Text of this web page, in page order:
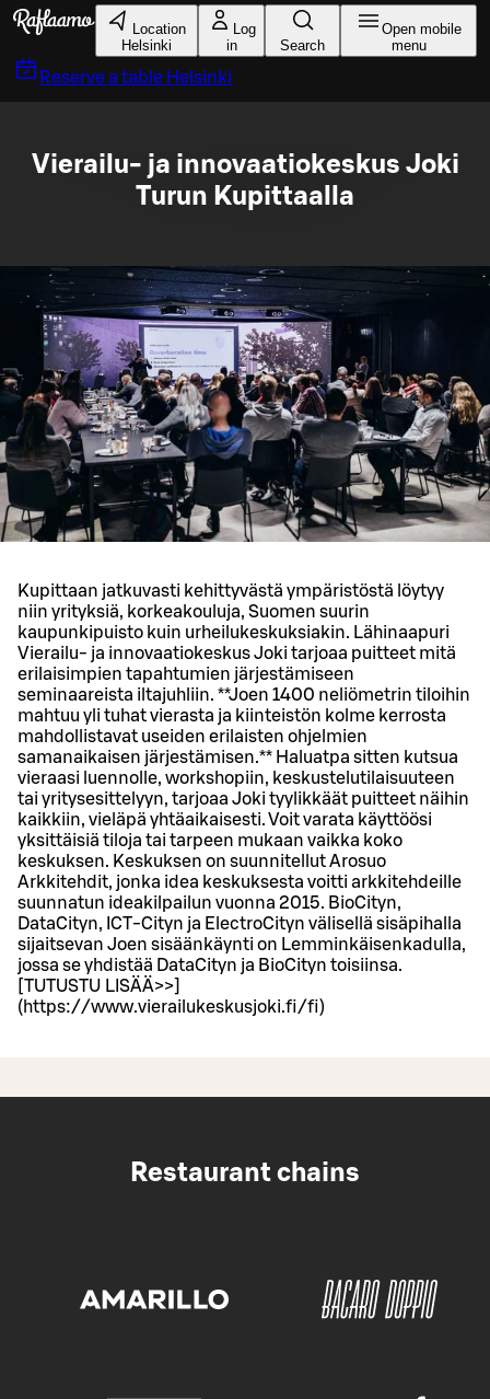
Skip to main content
Location
Helsinki
Log
in
Search
Open mobile
menu
Reserve a table Helsinki
Vierailu- ja innovaatiokeskus Joki
Turun Kupittaalla
Kupittaan jatkuvasti kehittyvästä ympäristöstä löytyy
niin yrityksiä, korkeakouluja, Suomen suurin
kaupunkipuisto kuin urheilukeskuksiakin. Lähinaapuri
Vierailu- ja innovaatiokeskus Joki tarjoaa puitteet mitä
erilaisimpien tapahtumien järjestämiseen
seminaareista iltajuhliin. **Joen 1400 neliömetrin tiloihin
mahtuu yli tuhat vierasta ja kiinteistön kolme kerrosta
mahdollistavat useiden erilaisten ohjelmien
samanaikaisen järjestämisen.** Haluatpa sitten kutsua
vieraasi luennolle, workshopiin, keskustelutilaisuuteen
tai yritysesittelyyn, tarjoaa Joki tyylikkäät puitteet näihin
kaikkiin, vieläpä yhtäaikaisesti. Voit varata käyttöösi
yksittäisiä tiloja tai tarpeen mukaan vaikka koko
keskuksen. Keskuksen on suunnitellut Arosuo
Arkkitehdit, jonka idea keskuksesta voitti arkkitehdeille
suunnatun ideakilpailun vuonna 2015. BioCityn,
DataCityn, ICT-Cityn ja ElectroCityn välisellä sisäpihalla
sijaitsevan Joen sisäänkäynti on Lemminkäisenkadulla,
jossa se yhdistää DataCityn ja BioCityn toisiinsa.
[TUTUSTU LISÄÄ>>]
(https://www.vierailukeskusjoki.fi/fi)
Restaurant chains